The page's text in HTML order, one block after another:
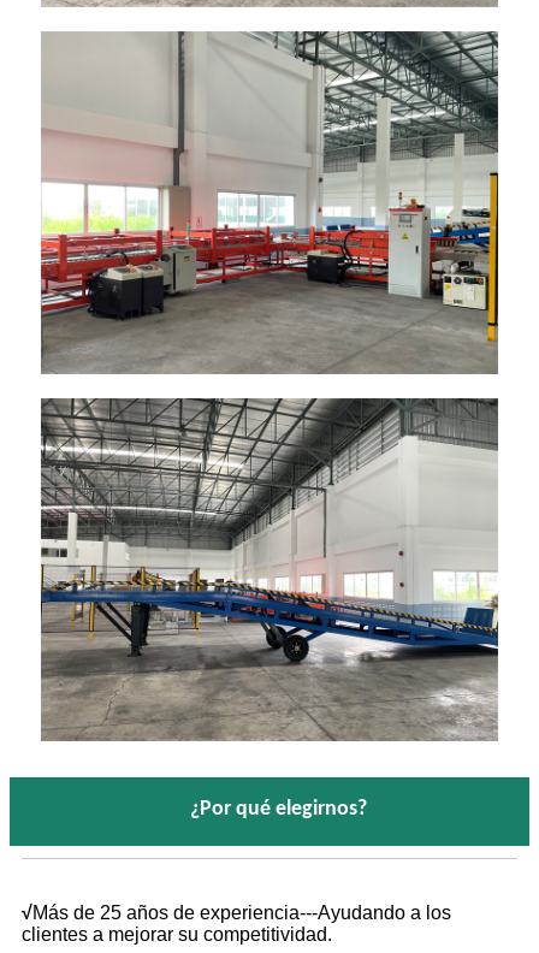
¿Por qué elegirnos?
√Más de 25 años de experiencia---Ayudando a los
clientes a mejorar su competitividad.